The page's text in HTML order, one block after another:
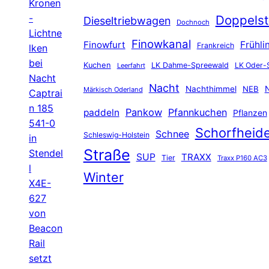
Kronen
-
Lichtne
lken
bei
Nacht
Captrai
n 185
541-0
in
Stendel
l
X4E-
627
von
Beacon
Rail
setzt
Dieseltriebwagen Dochnoch
Finowfurt Finowkanal Frankreich
Kuchen Leerfahrt LK Dahme-Spreewald LK Oder-
Märkisch Oderland Nacht Nachthimmel NEB
paddeln Pankow Pfannkuchen Pflanzen
Schleswig-Holstein Schnee
Straße SUP Tier TRAXX Traxx P160 AC3
Winter